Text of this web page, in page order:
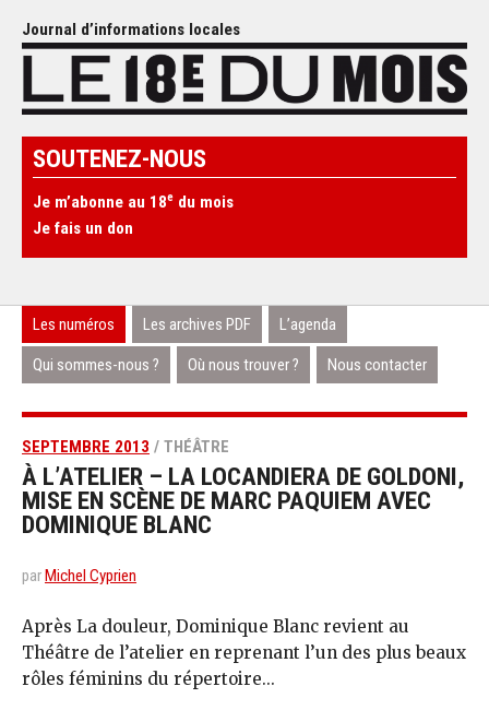
Journal d’informations locales
SOUTENEZ-NOUS
Je m’abonne au 18e du mois
Je fais un don
Les numéros Les archives PDF L’agenda
Qui sommes-nous ? Où nous trouver ? Nous contacter
SEPTEMBRE 2013 / THÉÂTRE
À L’ATELIER – LA LOCANDIERA DE GOLDONI,
MISE EN SCÈNE DE MARC PAQUIEM AVEC
DOMINIQUE BLANC
parMichel Cyprien
Après La douleur, Dominique Blanc revient au
Théâtre de l’atelier en reprenant l’un des plus beaux
rôles féminins du répertoire...